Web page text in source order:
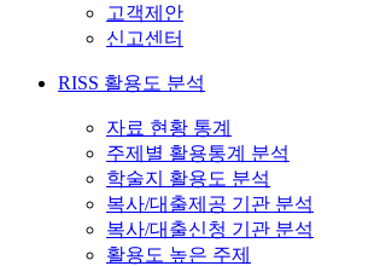
고객제안
신고센터
RISS 활용도 분석
자료 현황 통계
주제별 활용통계 분석
학술지 활용도 분석
복사/대출제공 기관 분석
복사/대출신청 기관 분석
활용도 높은 주제